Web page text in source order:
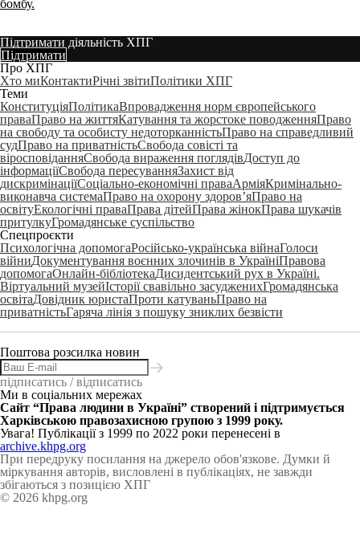
бомбу.
Підтримати діяльність ХПГ
Підтримати
Про ХПГ
Хто миКонтактиРічні звітиПолітики ХПГ
Теми
КонституціяПолітикаВпровадження норм європейського
праваПраво на життяКатування та жорстоке поводженняПраво
на свободу та особисту недоторканністьПраво на справедливий
судПраво на приватністьСвобода совісті та
віросповіданняСвобода вираження поглядівДоступ до
інформаціїСвобода пересуванняЗахист від
дискримінаціїСоціально-економічні праваАрміяКримінально-
виконавча системаПраво на охорону здоров’яПраво на
освітуЕкологічні праваПрава дітейПрава жінокПрава шукачів
притулкуГромадянське суспільство
Спецпроєкти
Психологічна допомогаРосійсько-українська війнаГолоси
війниДокументування воєнних злочинів в УкраїніПравова
допомогаОнлайн-бібліотекаДисидентський рух в Україні.
Віртуальний музейІсторії свавільно засудженихГромадянська
освітаДовідник юристаПроти катуваньПраво на
приватністьГаряча лінія з пошуку зниклих безвісти
Поштова розсилка новин
підписатись / відписатись
Ми в соціальних мережах
Сайт “Права людини в Україні” створений і підтримується
Харківською правозахисною групою з 1999 року.
Увага! Публікації з 1999 по 2022 роки перенесені в
archive.khpg.org
При передруку посилання на джерело обов'язкове. Думки й
міркування авторів, висловлені в публікаціях, не завжди
збігаються з позицією ХПГ
© 2026 khpg.org